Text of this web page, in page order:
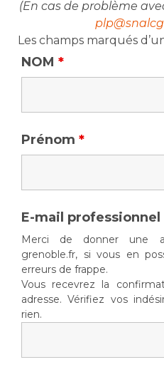
(En cas de problème
plp
Les champs marqués
NOM *
Prénom *
E-mail professionnel
Merci de donner une
grenoble.fr, si vous en
erreurs de frappe.
Vous recevrez la
adresse. Vérifiez vos
rien.